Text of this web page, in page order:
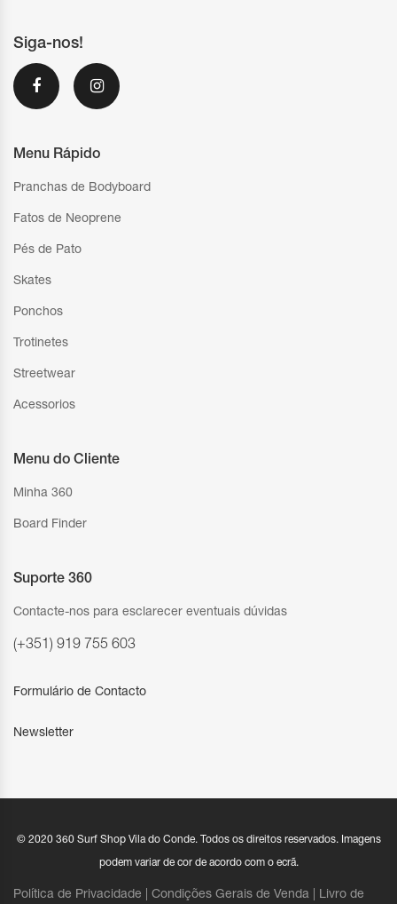
Siga-nos!
Menu Rápido
Pranchas de Bodyboard
Fatos de Neoprene
Pés de Pato
Skates
Ponchos
Trotinetes
Streetwear
Acessorios
Menu do Cliente
Minha 360
Board Finder
Suporte 360
Contacte-nos para esclarecer eventuais dúvidas
(+351) 919 755 603
Formulário de Contacto
Newsletter
© 2020 360 Surf Shop Vila do Conde. Todos os direitos reservados. Imagens
podem variar de cor de acordo com o ecrã.
Política de Privacidade | Condições Gerais de Venda Livro de